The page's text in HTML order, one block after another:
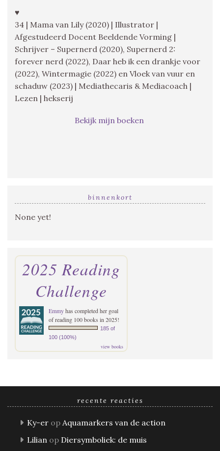
♥
34 | Mama van Lily (2020) | Illustrator |
Afgestudeerd Docent Beeldende Vorming |
Schrijver – Supernerd (2020), Supernerd 2:
forever nerd (2022), Daar heb ik een drankje voor
(2022), Wintermagie (2022) en Vloek van vuur en
schaduw (2023) | Mediathecaris & Mediacoach |
Lezen | hekserij
Bekijk mijn boeken
binnenkort
None yet!
2025 Reading
Challenge
Emmyhas completed her goal
of reading 100 books in 2025!
185 of
100 (100%)
view books
recente reacties
Ky-er op Aquamarkers van de action
Lilian op Diersymboliek: de muis